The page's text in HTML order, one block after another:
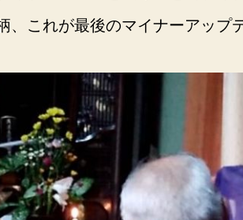
、これが最後のマイナーアップ